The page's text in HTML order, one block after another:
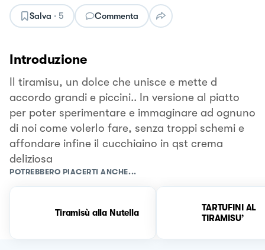
Salva · 5 Commenta
Introduzione
Il tiramisu, un dolce che unisce e mette d
accordo grandi e piccini.. In versione al piatto
per poter sperimentare e immaginare ad ognuno
di noi come volerlo fare, senza troppi schemi e
affondare infine il cucchiaino in qst crema
deliziosa
POTREBBERO PIACERTI ANCHE...
Tiramisù alla Nutella
TARTUFINI AL
TIRAMISU’